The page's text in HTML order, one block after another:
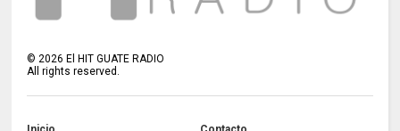
©2026 El HIT GUATE RADIO
All rights reserved.